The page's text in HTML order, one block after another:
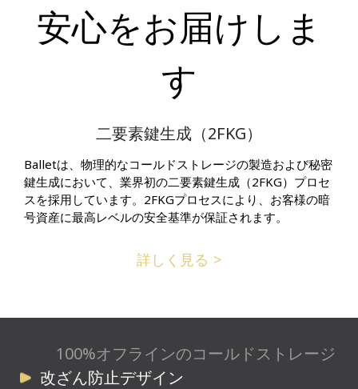
安心をお届けしま
す
二要素鍵生成（2FKG）
Balletは、物理的なコールドストレージの製造および秘密
鍵生成において、業界初の二要素鍵生成（2FKG）プロセ
スを採用しています。2FKGプロセスにより、お客様の暗
号資産に最高レベルの安全基準が保証されます。
詳しく見る
100%オフラインのコールドストレージ
改ざん防止デザイン